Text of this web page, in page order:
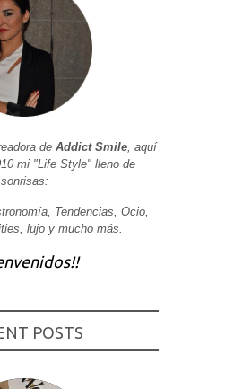
de Addict Smile, aquí
mi "Life Style" lleno de
sonrisas:
Tendencias, Ocio,
lujo y mucho más.
POSTS